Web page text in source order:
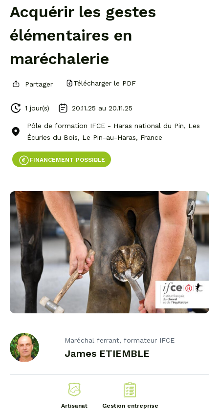
Acquérir les gestes
élémentaires en
maréchalerie
Partager Télécharger le PDF
1 jour(s) 20.11.25 au 20.11.25
Pôle de formation IFCE - Haras national du Pin, Les
Écuries du Bois, Le Pin-au-Haras, France
FINANCEMENT POSSIBLE
Maréchal ferrant, formateur IFCE
James ETIEMBLE
Artisanat Gestion entreprise